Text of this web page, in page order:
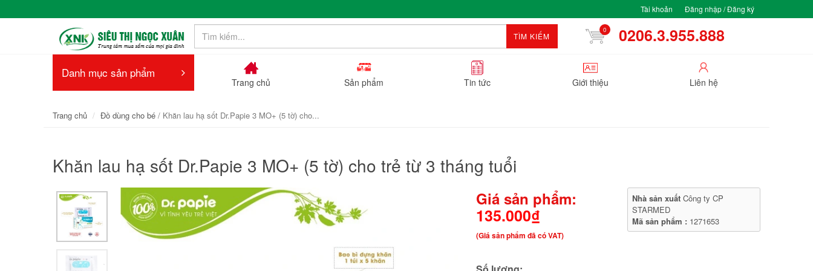
Tài khoản Đăng nhập / Đăng ký
TÌM KIẾM
0 0206.3.955.888
Danh mục sản phẩm
Trang chủ Sản phẩm Tin tức Giới thiệu Liên hệ
Trang chủ Đồ dùng cho bé / Khăn lau hạ sốt Dr.Papie 3 MO+ (5 tờ) cho...
Khăn lau hạ sốt Dr.Papie 3 MO+ (5 tờ) cho trẻ từ 3 tháng tuổi
Giá sản phẩm:
135.000₫
(Giá sản phẩm đã có VAT)
Nhà sản xuất Công ty CP
STARMED
Mã sản phẩm : 1271653